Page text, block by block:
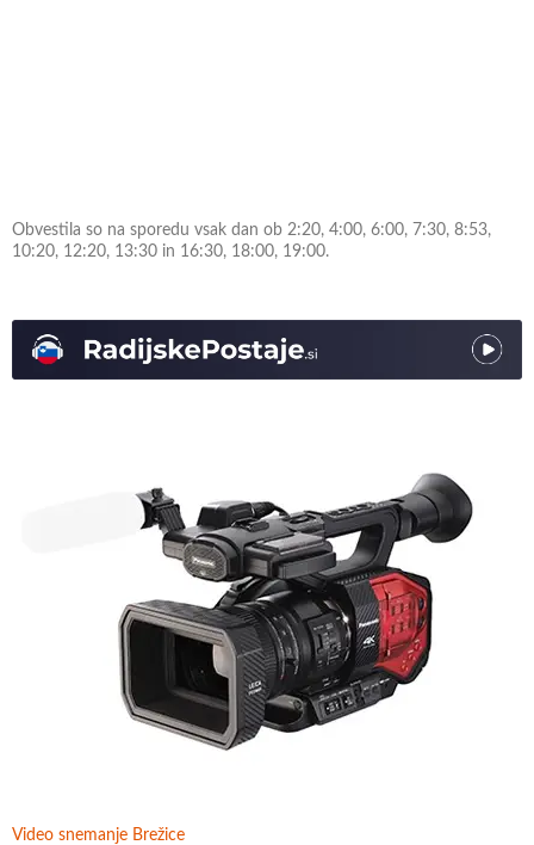
Obvestila so na sporedu vsak dan ob 2:20, 4:00, 6:00, 7:30, 8:53,
10:20, 12:20, 13:30 in 16:30, 18:00, 19:00.
Video snemanje Brežice